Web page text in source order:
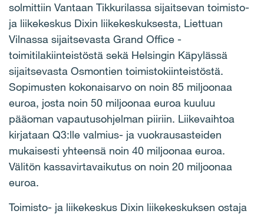
solmittiin Vantaan Tikkurilassa sijaitsevan toimisto-
ja liikekeskus Dixin liikekeskuksesta, Liettuan
Vilnassa sijaitsevasta Grand Office -
toimitilakiinteistöstä sekä Helsingin Käpylässä
sijaitsevasta Osmontien toimistokiinteistöstä.
Sopimusten kokonaisarvo on noin 85 miljoonaa
euroa, josta noin 50 miljoonaa euroa kuuluu
pääoman vapautusohjelman piiriin. Liikevaihtoa
kirjataan Q3:lle valmius- ja vuokrausasteiden
mukaisesti yhteensä noin 40 miljoonaa euroa.
Välitön kassavirtavaikutus on noin 20 miljoonaa
euroa.
Toimisto- ja liikekeskus Dixin liikekeskuksen ostaja